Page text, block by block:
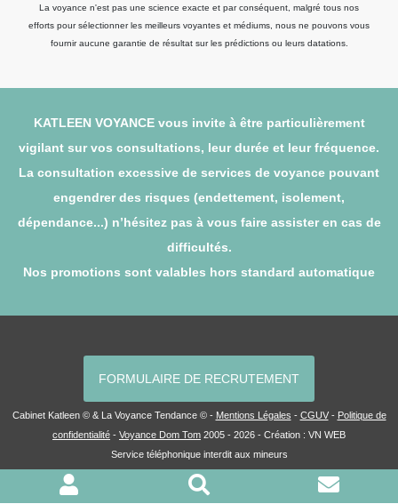
La voyance n'est pas une science exacte et par conséquent, malgré tous nos
efforts pour sélectionner les meilleurs voyantes et médiums, nous ne pouvons vous
fournir aucune garantie de résultat sur les prédictions ou leurs datations.
KATLEEN VOYANCE vous invite à être particulièrement
vigilant sur vos consultations, leur durée et leur fréquence.
La consultation excessive de services de voyance pouvant
engendrer des risques (endettement, isolement,
dépendance...) n’hésitez pas à vous faire assister en cas de
difficultés.
Nos promotions sont valables hors standard automatique
FORMULAIRE DE RECRUTEMENT
Cabinet Katleen © & La Voyance Tendance © - Mentions Légales - CGUV- Politique de
confidentialité - Voyance Dom Tom 2005 - 2026 - Création : VN WEB
Service téléphonique interdit aux mineurs